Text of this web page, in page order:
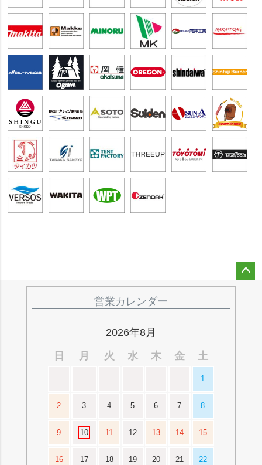
営業カレンダー
2026年8月
日
月 火 水 木 金 土
1
2 3 4 5 6 7 8
9 10 11 12 13 14 15
16 17 18 19 20 21 22